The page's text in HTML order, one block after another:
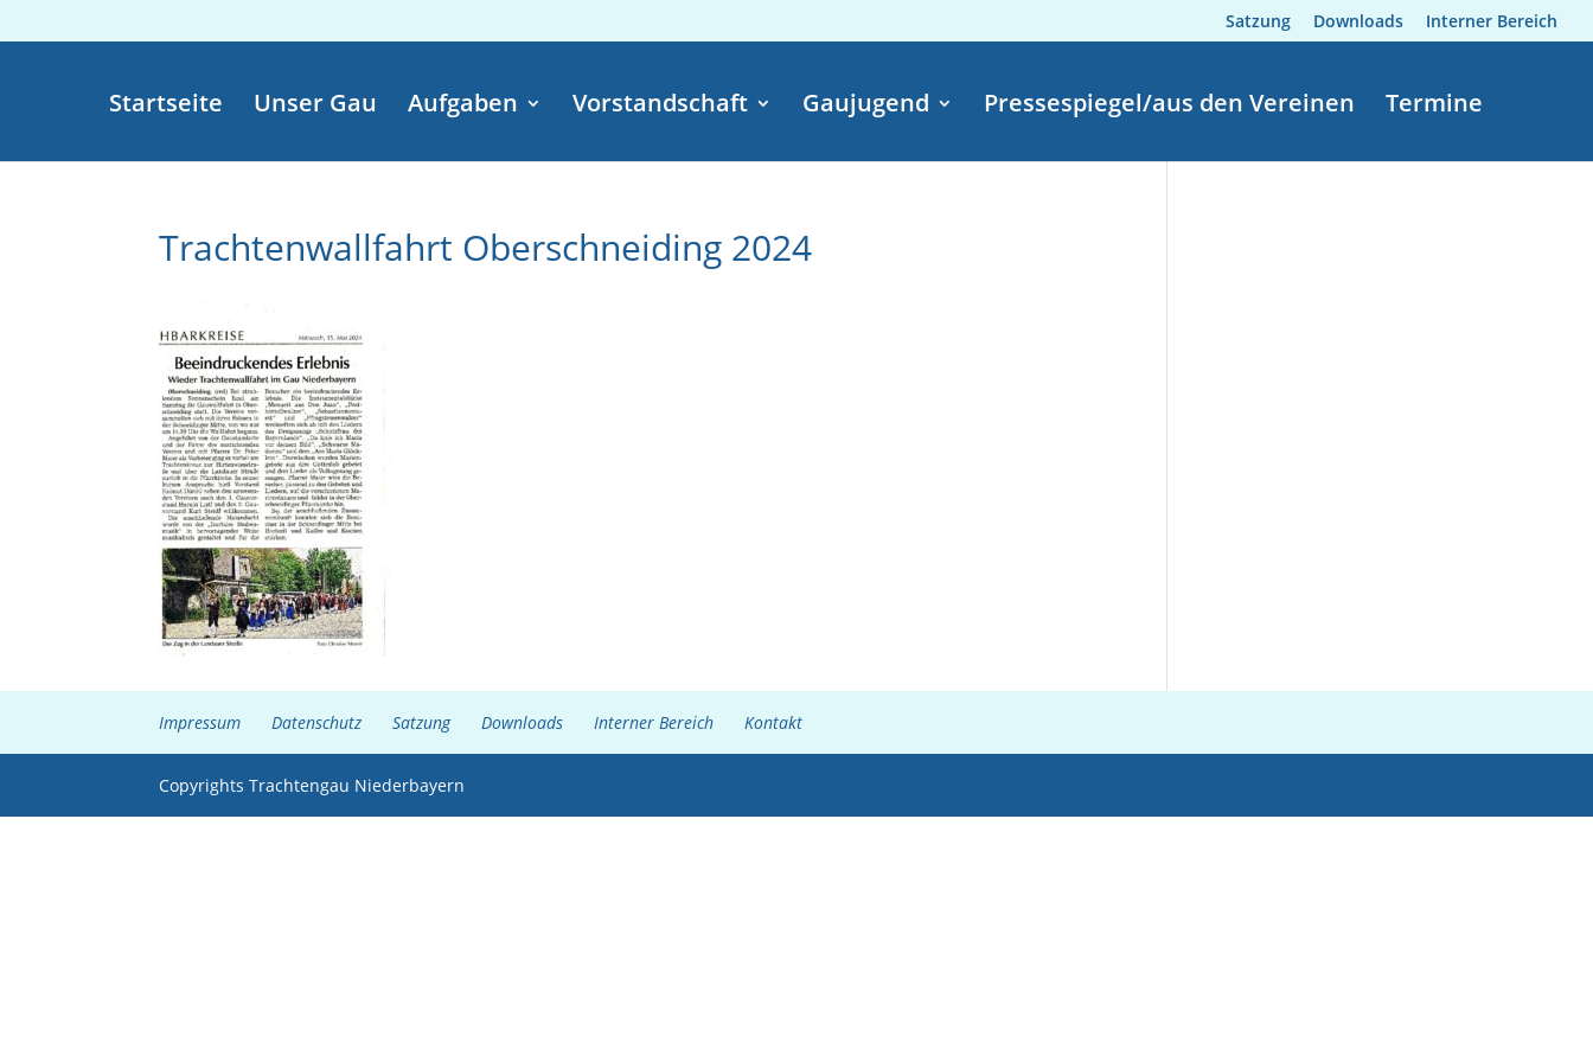
Satzung Downloads Interner Bereich
Startseite Unser Gau Aufgaben Vorstandschaft Gaujugend Pressespiegel/aus den Vereinen Termine
Trachtenwallfahrt Oberschneiding 2024
Impressum Datenschutz Satzung Downloads Interner Bereich Kontakt
Copyrights Trachtengau Niederbayern